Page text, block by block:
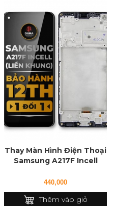
Thay Màn Hình Điện Thoại
Samsung A217F Incell
440,000
Thêm vào giỏ